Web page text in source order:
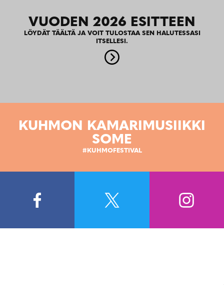
VUODEN 2026 ESITTEEN
LÖYDÄT TÄÄLTÄ JA VOIT TULOSTAA SEN HALUTESSASI
ITSELLESI.
KUHMON KAMARIMUSIIKKI
SOME
#KUHMOFESTIVAL